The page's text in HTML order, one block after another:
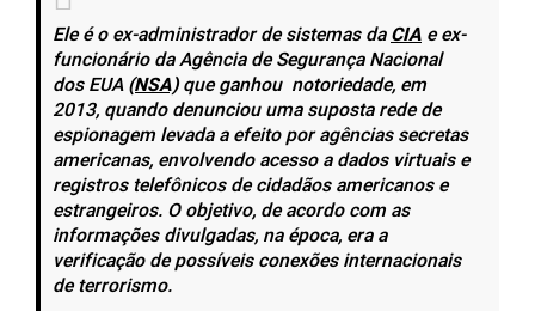
Ele é o ex-administrador de sistemas daCIA e ex-
funcionário da Agência de Segurança Nacional
dos EUA(NSA)que ganhou notoriedade, em
2013, quando denunciou uma suposta rede de
espionagem levada a efeito por agências secretas
americanas, envolvendo acesso a dados virtuais e
registros telefônicos de cidadãos americanos e
estrangeiros. O objetivo, de acordo com as
informações divulgadas, na época, era a
verificação de possíveis conexões internacionais
de terrorismo.